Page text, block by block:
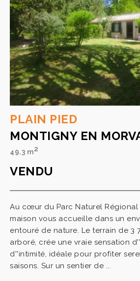
PLAIN PIED
MONTIGNY EN
49.3 m2
VENDU
Au cœur du Parc Naturel Régional
maison vous accueille dans un
entouré de nature. Le terrain de 3
arboré, crée une vraie sensation
d''intimité, idéale pour profiter
saisons. Sur un sentier de ...